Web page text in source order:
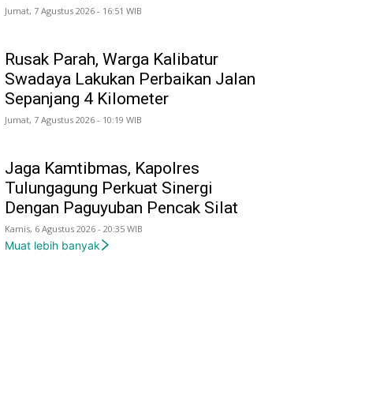
Jumat, 7 Agustus 2026 - 16:51 WIB
Rusak Parah, Warga Kalibatur
Swadaya Lakukan Perbaikan Jalan
Sepanjang 4 Kilometer
Jumat, 7 Agustus 2026 - 10:19 WIB
Jaga Kamtibmas, Kapolres
Tulungagung Perkuat Sinergi
Dengan Paguyuban Pencak Silat
Kamis, 6 Agustus 2026 - 20:35 WIB
Muat lebih banyak